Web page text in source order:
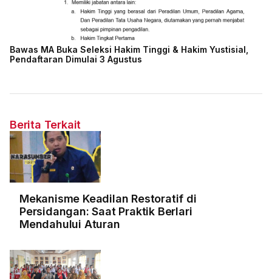
Bawas MA Buka Seleksi Hakim Tinggi & Hakim Yustisial,
Pendaftaran Dimulai 3 Agustus
Berita Terkait
Mekanisme Keadilan Restoratif di
Persidangan: Saat Praktik Berlari
Mendahului Aturan